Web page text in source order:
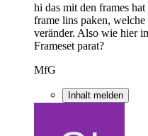
hi das mit den frames
frame lins paken,
veränder. Also wie hier
Frameset parat?
MfG
Inhalt melden